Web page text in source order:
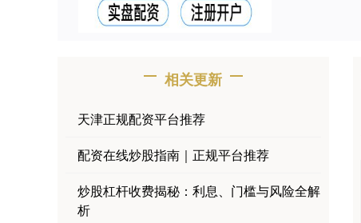
相关更新
天津正规配资平台推荐
配资在线炒股指南｜正规平台推荐
炒股杠杆收费揭秘：利息、门槛与风险全解
析